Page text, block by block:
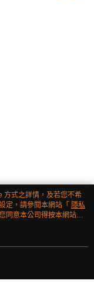
方式之詳情，及若您不希
定，請參閱本網站「 隱私
同意本公司得按本網站使